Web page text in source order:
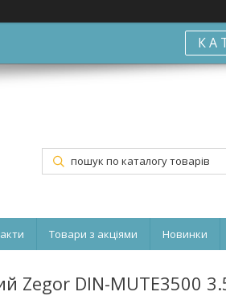
К А
Товари з акціями Новинки
Zegor DIN-MUTE3500